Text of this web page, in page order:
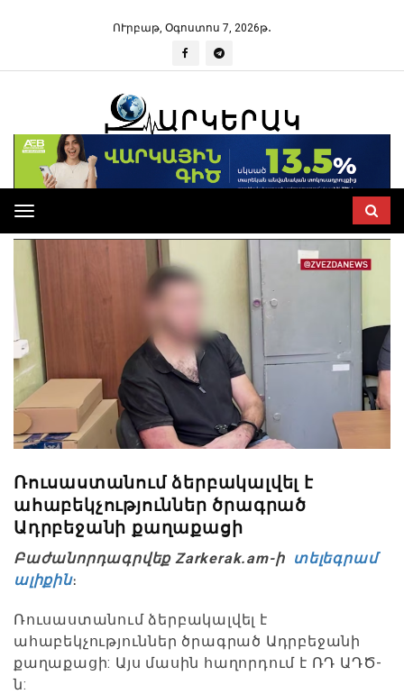
ՈՒրբաթ, Օգոստոս 7, 2026թ․
Toggle
navigation
Ռուսաստանում ձերբակալվել է
ահաբեկչություններ ծրագրած
Ադրբեջանի քաղաքացի
Բաժանորդագրվեք Zarkerak.am-ի տելեգրամ
ալիքին։
Ռուսաստանում ձերբակալվել է
ահաբեկչություններ ծրագրած Ադրբեջանի
քաղաքացի: Այս մասին հաղորդում է ՌԴ ԱԴԾ-
ն: